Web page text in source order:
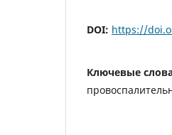
DOI: https://
Ключевые